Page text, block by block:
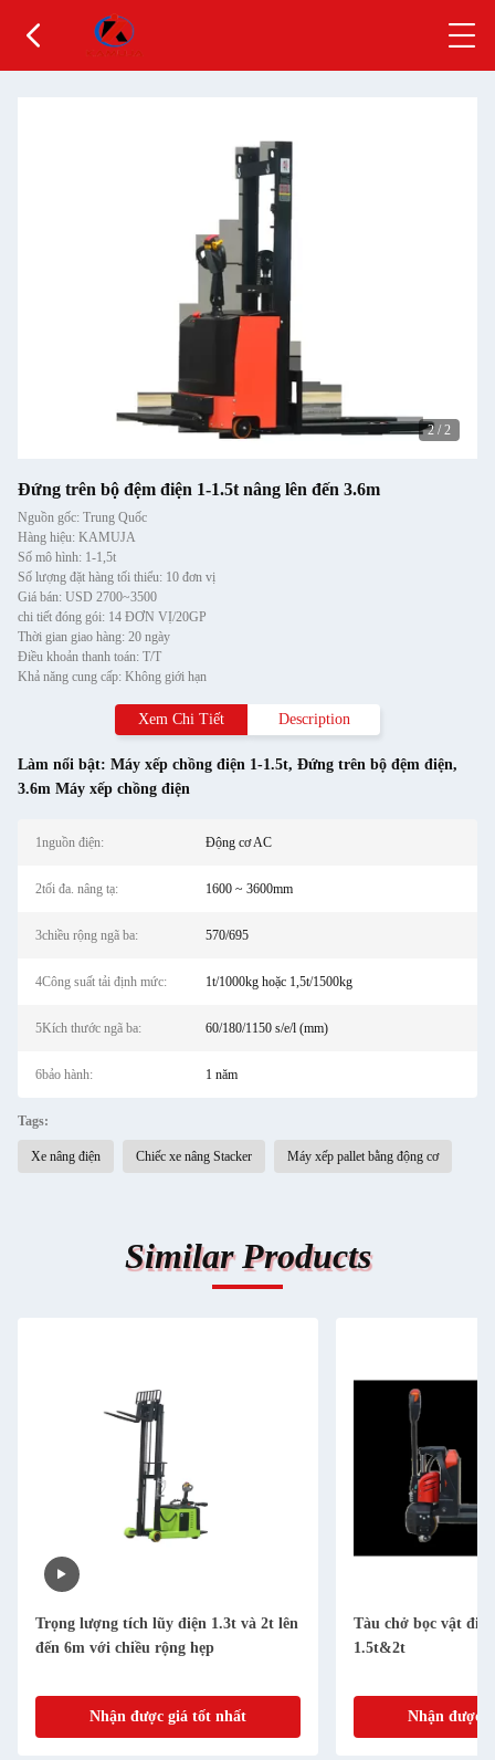
2 / 2
Đứng trên bộ đệm điện 1-1.5t nâng lên đến 3.6m
Nguồn gốc: Trung Quốc
Hàng hiệu: KAMUJA
Số mô hình: 1-1,5t
Số lượng đặt hàng tối thiểu: 10 đơn vị
Giá bán: USD 2700~3500
chi tiết đóng gói: 14 ĐƠN VỊ/20GP
Thời gian giao hàng: 20 ngày
Điều khoản thanh toán: T/T
Khả năng cung cấp: Không giới hạn
Xem Chi Tiết Description
Làm nổi bật: Máy xếp chồng điện 1-1.5t, Đứng trên bộ đệm điện,
3.6m Máy xếp chồng điện
1nguồn điện: Động cơ AC
2tối đa. nâng tạ: 1600 ~ 3600mm
3chiều rộng ngã ba: 570/695
4Công suất tải định mức: 1t/1000kg hoặc 1,5t/1500kg
5Kích thước ngã ba: 60/180/1150 s/e/l (mm)
6bảo hành: 1 năm
Tags:
Xe nâng điện Chiếc xe nâng Stacker Máy xếp pallet bằng động cơ
Similar Products
Trọng lượng tích lũy điện 1.3t và 2t lên
đến 6m với chiều rộng hẹp
Nhận được giá tốt nhất
Tàu chở bọc vật
1.5t&2t
Nhận được